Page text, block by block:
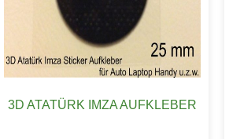
3D ATATÜRK IMZA AUFKLEBER